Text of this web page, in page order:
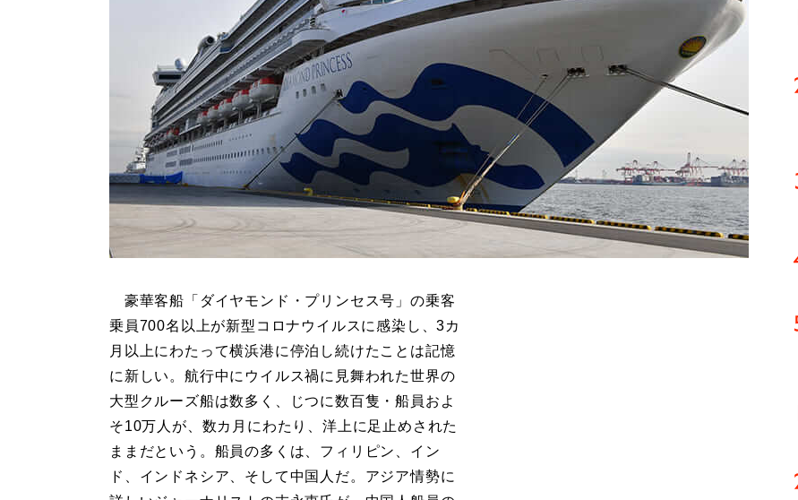
豪華客船「ダイヤモンド・プリンセス号」の乗客
乗員700名以上が新型コロナウイルスに感染し、3カ
月以上にわたって横浜港に停泊し続けたことは記憶
に新しい。航行中にウイルス禍に見舞われた世界の
大型クルーズ船は数多く、じつに数百隻・船員およ
そ10万人が、数カ月にわたり、洋上に足止めされた
ままだという。船員の多くは、フィリピン、イン
ド、インドネシア、そして中国人だ。アジア情勢に